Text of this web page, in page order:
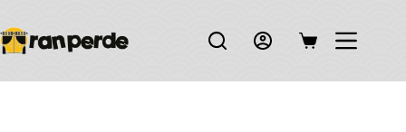
content
Shopping